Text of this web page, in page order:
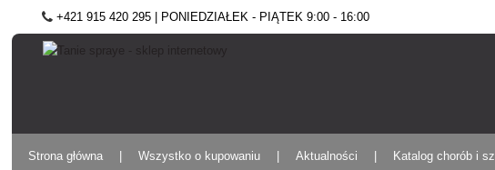
+421 915 420 295 | PONIEDZIAŁEK - PIĄTEK 9:00 - 16:00
Strona główna Wszystko o kupowaniu Aktualności Katalog chorób i